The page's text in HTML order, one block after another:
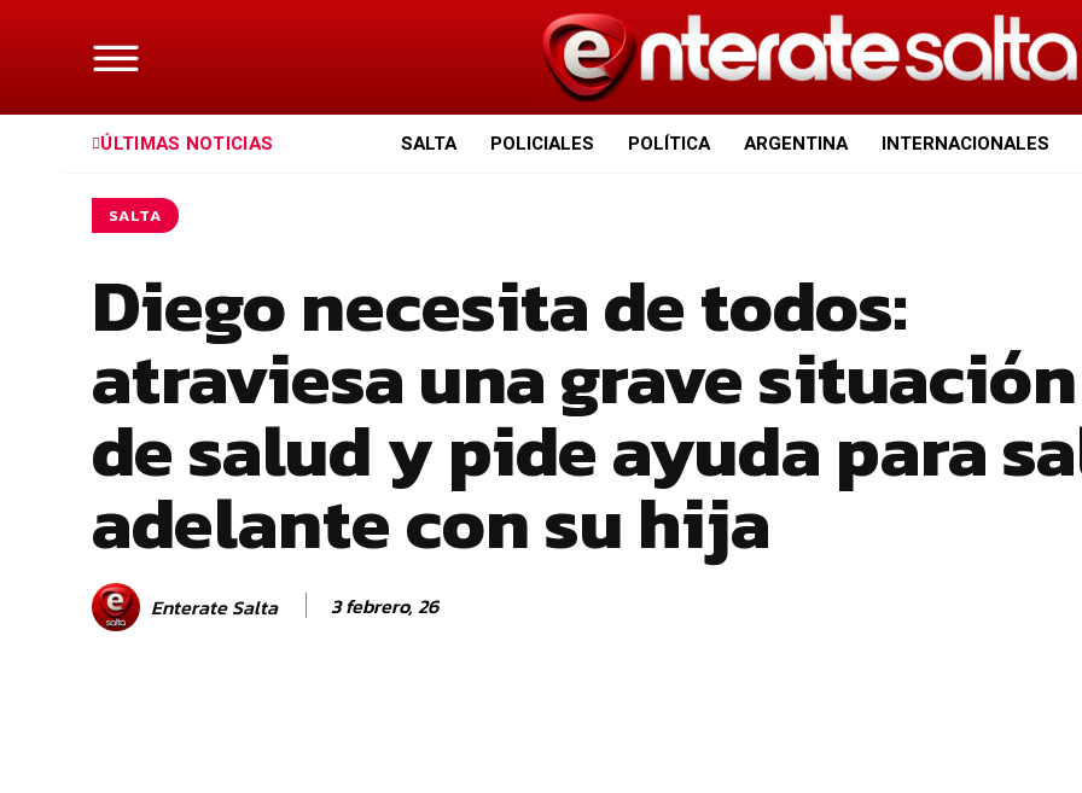
ÚLTIMAS NOTICIAS SALTA POLICIALES POLÍTICA ARGENTINA INTERNACIONALES
SALTA
Diego necesita de todos:
atraviesa una grave situación
de salud y pide ayuda para
adelante con su hija
Enterate Salta 3 febrero, 26